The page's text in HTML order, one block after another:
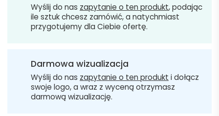
Wyślij do nas zapytanie o ten produkt, podając
ile sztuk chcesz zamówić, a natychmiast
przygotujemy dla Ciebie ofertę.
Darmowa wizualizacja
Wyślij do nas zapytanie o ten produkt i dołącz
swoje logo, a wraz z wyceną otrzymasz
darmową wizualizację.